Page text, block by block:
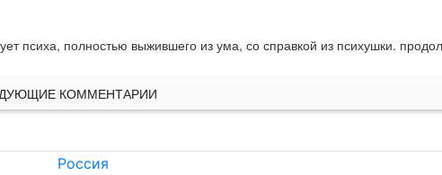
психа, полностью выжившего из ума, со справкой из психушки.
КОММЕНТАРИИ
Россия